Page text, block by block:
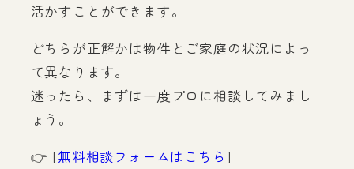
活かすことができます。
どちらが正解かは物件とご家庭の状況によっ
て異なります。
迷ったら、まずは一度プロに相談してみまし
ょう。
👉 [無料相談フォームはこちら ]